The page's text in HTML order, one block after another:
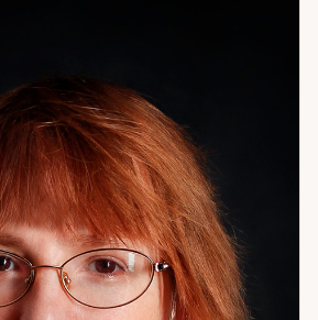
и сейчас они счастливы:
переехали в Москву, открыли своё
судьбы — это просто нужный
не пропустить. Если вы
и не знаете, в какую сторону
Разберёмся вместе.